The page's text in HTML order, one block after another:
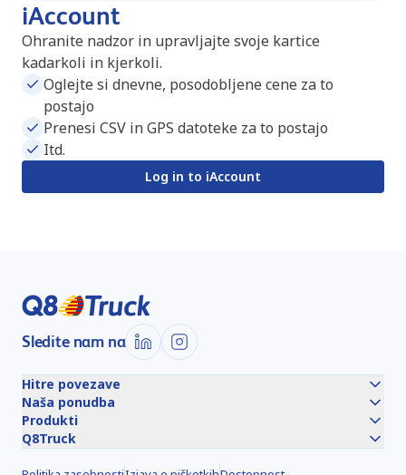
iAccount
Ohranite nadzor in upravljajte svoje kartice
kadarkoli in kjerkoli.
Oglejte si dnevne, posodobljene cene za to
postajo
Prenesi CSV in GPS datoteke za to postajo
Itd.
Log in to iAccount
Sledite nam na
Hitre povezave
Naša ponudba
Produkti
Q8Truck